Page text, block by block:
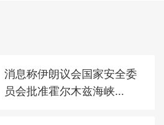
消息称伊朗议会国家安全委
员会批准霍尔木兹海峡...